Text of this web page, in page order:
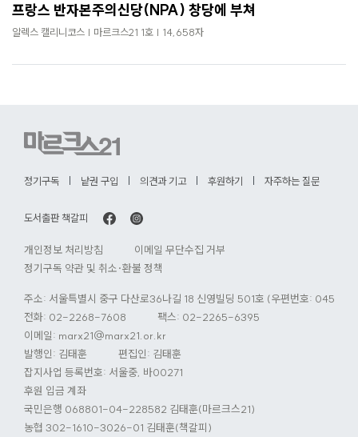
프랑스 반자본주의신당(NPA) 창당에 부쳐
알렉스 캘리니코스 | 마르크스21 1호 | 14,658자
정기구독 낱권 구입 의견과 기고 후원하기 자주하는 질문
도서출판 책갈피
개인정보 처리방침
이메일 무단수집 거부
정기구독 약관 및 취소·환불 정책
주소: 서울특별시 중구 다산로36나길 18 신영빌딩 501호 (우편번호: 04584)
전화: 02-2268-7608
팩스: 02-2265-6395
이메일: marx21@marx21.or.kr
발행인: 김태훈
편집인: 김태훈
잡지사업 등록번호: 서울중, 바00271
후원 입금 계좌
국민은행 068801-04-228582 김태훈(마르크스21)
농협 302-1610-3026-01 김태훈(책갈피)